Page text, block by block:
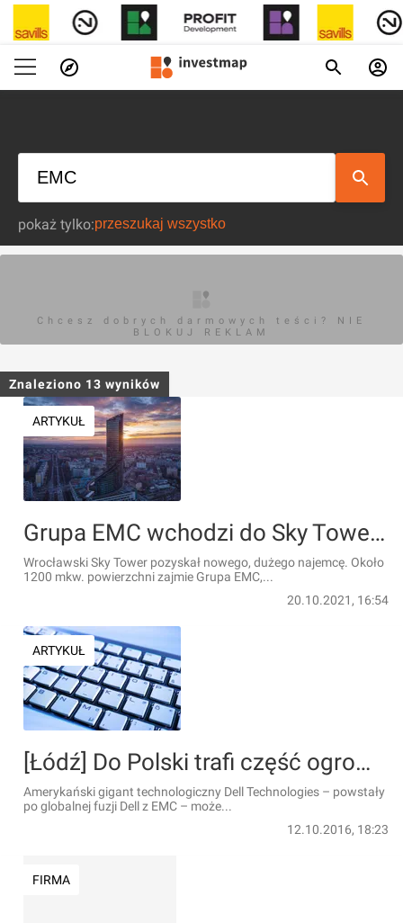
pokaż tylko:
Chcesz dobrych darmowych teści? NIE
BLOKUJ REKLAM
Znaleziono 13 wyników
ARTYKUŁ
Grupa EMC wchodzi do Sky Tower we Wrocławiu
Wrocławski Sky Tower pozyskał nowego, dużego najemcę. Około
1200 mkw. powierzchni zajmie Grupa EMC,...
20.10.2021, 16:54
ARTYKUŁ
[Łódź] Do Polski trafi część ogromnych inwestycji amerykańskiego koncernu Dell Technologies?
Amerykański gigant technologiczny Dell Technologies – powstały
po globalnej fuzji Dell z EMC – może...
12.10.2016, 18:23
FIRMA